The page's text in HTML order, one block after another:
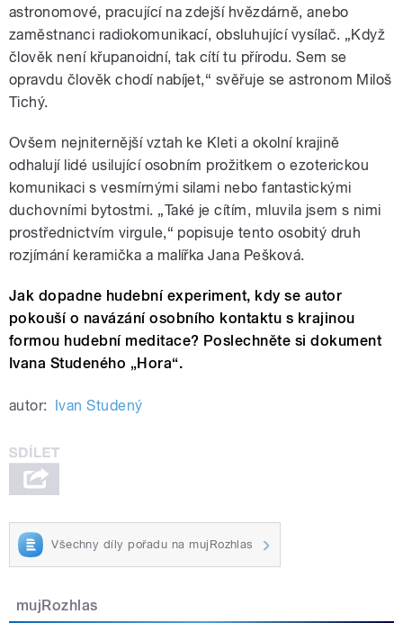
astronomové, pracující na zdejší hvězdárně, anebo
zaměstnanci radiokomunikací, obsluhující vysílač. „Když
člověk není křupanoidní, tak cítí tu přírodu. Sem se
opravdu člověk chodí nabíjet,“ svěřuje se astronom Miloš
Tichý.
Ovšem nejniternější vztah ke Kleti a okolní krajině
odhalují lidé usilující osobním prožitkem o ezoterickou
komunikaci s vesmírnými silami nebo fantastickými
duchovními bytostmi. „Také je cítím, mluvila jsem s nimi
prostřednictvím virgule,“ popisuje tento osobitý druh
rozjímání keramička a malířka Jana Pešková.
Jak dopadne hudební experiment, kdy se autor
pokouší o navázání osobního kontaktu s krajinou
formou hudební meditace? Poslechněte si dokument
Ivana Studeného „Hora“.
autor: Ivan Studený
Všechny díly pořadu na mujRozhlas
mujRozhlas